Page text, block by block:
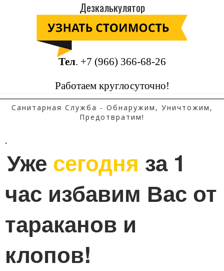
Дезкалькулятор
Тел. +7 (966) 366-68-26
Работаем круглосуточно!
Санитарная Служба - Обнаружим, Уничтожим,
Предотвратим!
.
Уже сегодня за 1
час избавим Вас от
тараканов и
клопов!